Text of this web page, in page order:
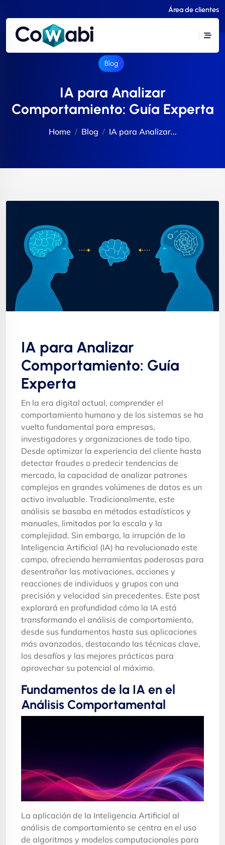
Área de clientes
Blog
IA para Analizar
Comportamiento: Guía Experta
Home Blog IA para Analizar...
IA para Analizar
Comportamiento: Guía
Experta
En la era digital actual, comprender el
comportamiento humano y de los sistemas se ha
vuelto fundamental para empresas,
investigadores y organizaciones de todo tipo.
Desde optimizar la experiencia del cliente hasta
detectar fraudes o predecir tendencias de
mercado, la capacidad de analizar patrones
complejos en grandes volúmenes de datos es un
activo invaluable. Tradicionalmente, este
análisis se basaba en métodos estadísticos y
manuales, limitados por la escala y la
complejidad. Sin embargo, la irrupción de la
Inteligencia Artificial (IA) ha revolucionado este
campo, ofreciendo herramientas poderosas para
desentrañar las motivaciones, acciones y
reacciones de individuos y grupos con una
precisión y velocidad sin precedentes. Este post
explorará en profundidad cómo la IA está
transformando el análisis de comportamiento,
desde sus fundamentos hasta sus aplicaciones
más avanzadas, destacando las técnicas clave,
los desafíos y las mejores prácticas para
aprovechar su potencial al máximo.
Fundamentos de la IA en el
Análisis Comportamental
La aplicación de la Inteligencia Artificial al
análisis de comportamiento se centra en el uso
de algoritmos y modelos computacionales para